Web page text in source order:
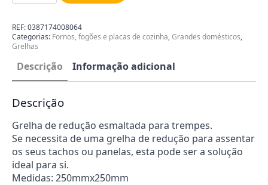
de
esmaltada
204MM
0387174008064
REF:0387174008064
Categorias: Fornos, fogões e placas de cozinha,Grandes domésticos,
Grelhas
Descrição Informação adicional
Descrição
Grelha de redução esmaltada para trempes.
Se necessita de uma grelha de redução para assentar
os seus tachos ou panelas, esta pode ser a solução
ideal para si.
Medidas: 250mmx250mm